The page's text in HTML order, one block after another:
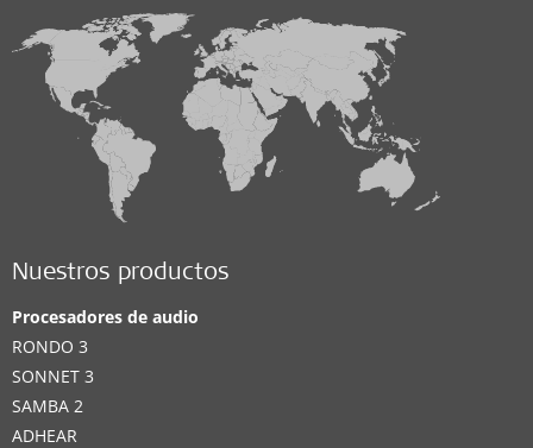
Nuestros productos
Procesadores de audio
RONDO 3
SONNET 3
SAMBA 2
ADHEAR